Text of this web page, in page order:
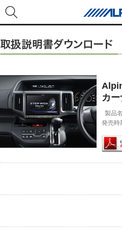
カ
製品名
発売時